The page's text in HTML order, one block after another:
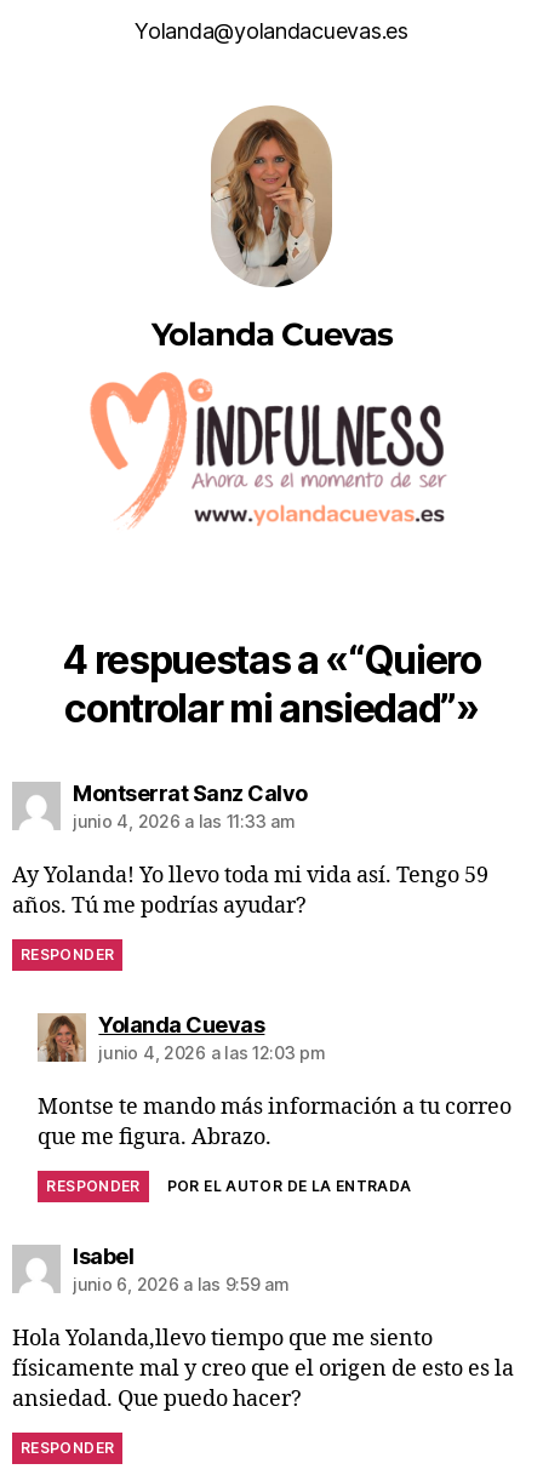
Yolanda@yolandacuevas.es
Yolanda Cuevas
4 respuestas a «“Quiero
controlar mi ansiedad”»
Montserrat Sanz Calvo
junio 4, 2026 a las 11:33 am
Ay Yolanda! Yo llevo toda mi vida así. Tengo 59
años. Tú me podrías ayudar?
RESPONDER
Yolanda Cuevas
junio 4, 2026 a las 12:03 pm
Montse te mando más información a tu correo
que me figura. Abrazo.
RESPONDER POR EL AUTOR DE LA ENTRADA
Isabel
junio 6, 2026 a las 9:59 am
Hola Yolanda,llevo tiempo que me siento
físicamente mal y creo que el origen de esto es la
ansiedad. Que puedo hacer?
RESPONDER